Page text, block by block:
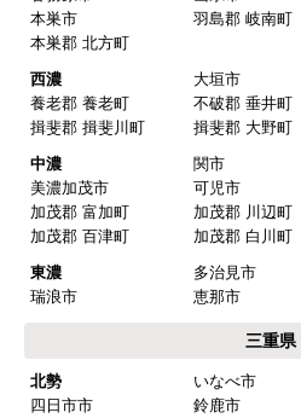
西春日井郡 豊山町
丹羽郡 大口町
知多郡 阿久比町
西三河
岡崎市
安城市
刈谷市
みよし市(離島は除
く)
額田郡 幸田町
東三河 豊橋市
蒲郡市
田原市
北設楽郡 設楽町
北設楽郡 東栄町
各務原市
山県市
本巣市
羽島郡 岐南町